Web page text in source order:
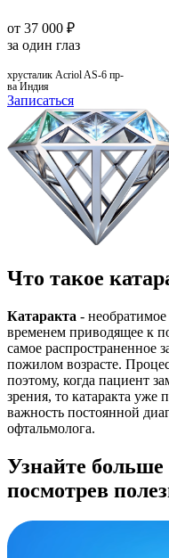
от 37 000 ₽
за один глаз
хрусталик Acriol AS-6 пр-
ва Индия
Записаться
Что такое
Катаракта -
временем приводящее к
самое распространенное
пожилом возрасте.
поэтому, когда пациент
зрения, то катаракта уже
важность постоянной
офтальмолога.
Узнайте
посмотрев